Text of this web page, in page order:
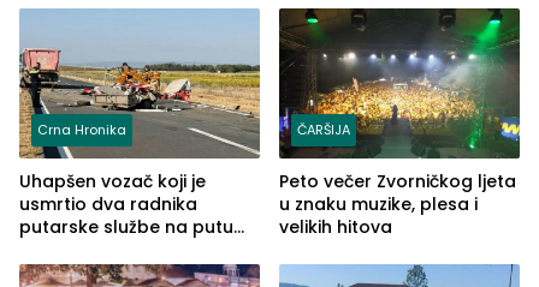
Crna Hronika
Uhapšen vozač koji je
usmrtio dva radnika
putarske službe na putu
(FOTO)
ČARŠIJA
Peto večer Zvorničkog ljeta
u znaku muzike, plesa i
velikih hitova